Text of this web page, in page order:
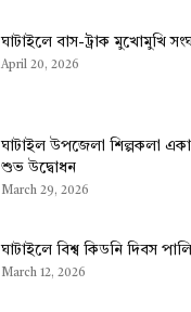
ঘাটাইলে বাস-ট্রাক মুখোমুখি
April 20, 2026
ঘাটাইল উপজেলা শিল্পকলা
শুভ উদ্বোধন
March 29, 2026
ঘাটাইলে বিশ্ব কিডনি দিবস
March 12, 2026